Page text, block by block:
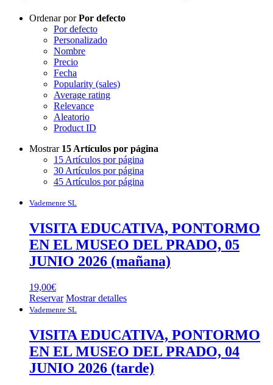
Ordenar porPor defecto
Por defecto
Personalizado
Nombre
Precio
Fecha
Popularity (sales)
Average rating
Relevance
Aleatorio
Product ID
Mostrar 15 Artículos por página
15 Artículos por página
30 Artículos por página
45 Artículos por página
Vademenre SL
VISITA EDUCATIVA, PONTORMO
EN EL MUSEO DEL PRADO, 05
JUNIO 2026 (mañana)
19,00€
Reservar Mostrar detalles
Vademenre SL
VISITA EDUCATIVA, PONTORMO
EN EL MUSEO DEL PRADO, 04
JUNIO 2026 (tarde)